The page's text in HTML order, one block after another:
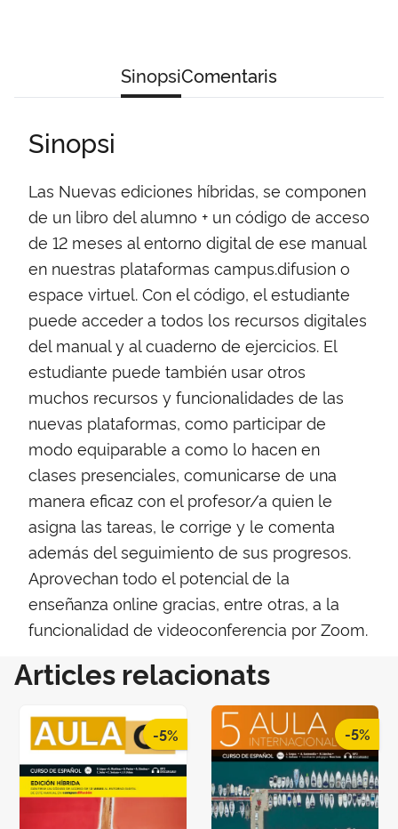
SinopsiComentaris
Sinopsi
Las Nuevas ediciones híbridas, se componen
de un libro del alumno + un código de acceso
de 12 meses al entorno digital de ese manual
en nuestras plataformas campus.difusion o
espace virtuel. Con el código, el estudiante
puede acceder a todos los recursos digitales
del manual y al cuaderno de ejercicios. El
estudiante puede también usar otros
muchos recursos y funcionalidades de las
nuevas plataformas, como participar de
modo equiparable a como lo hacen en
clases presenciales, comunicarse de una
manera eficaz con el profesor/a quien le
asigna las tareas, le corrige y le comenta
además del seguimiento de sus progresos.
Aprovechan todo el potencial de la
enseñanza online gracias, entre otras, a la
funcionalidad de videoconferencia por Zoom.
Articles relacionats
-5% -5%